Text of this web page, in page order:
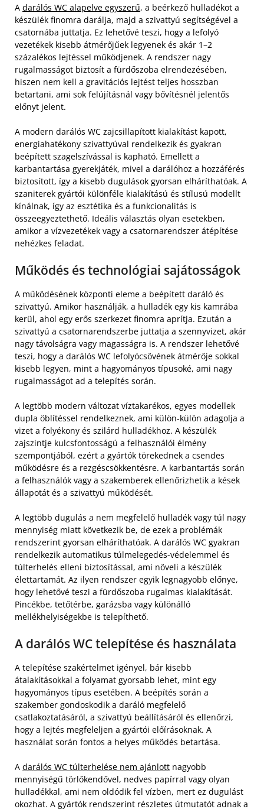
A darálós WC alapelve egyszerű, a beérkező hulladékot a
készülék finomra darálja, majd a szivattyú segítségével a
csatornába juttatja. Ez lehetővé teszi, hogy a lefolyó
vezetékek kisebb átmérőjűek legyenek és akár 1–2
százalékos lejtéssel működjenek. A rendszer nagy
rugalmasságot biztosít a fürdőszoba elrendezésében,
hiszen nem kell a gravitációs lejtést teljes hosszban
betartani, ami sok felújításnál vagy bővítésnél jelentős
előnyt jelent.
A modern darálós WC zajcsillapított kialakítást kapott,
energiahatékony szivattyúval rendelkezik és gyakran
beépített szagelszívással is kapható. Emellett a
karbantartása gyerekjáték, mivel a darálóhoz a hozzáférés
biztosított, így a kisebb dugulások gyorsan elháríthatóak. A
szaniterek gyártói különféle kialakítású és stílusú modellt
kínálnak, így az esztétika és a funkcionalitás is
összeegyeztethető. Ideális választás olyan esetekben,
amikor a vízvezetékek vagy a csatornarendszer átépítése
nehézkes feladat.
Működés és technológiai sajátosságok
A működésének központi eleme a beépített daráló és
szivattyú. Amikor használják, a hulladék egy kis kamrába
kerül, ahol egy erős szerkezet finomra aprítja. Ezután a
szivattyú a csatornarendszerbe juttatja a szennyvizet, akár
nagy távolságra vagy magasságra is. A rendszer lehetővé
teszi, hogy a darálós WC lefolyócsövének átmérője sokkal
kisebb legyen, mint a hagyományos típusoké, ami nagy
rugalmasságot ad a telepítés során.
A legtöbb modern változat víztakarékos, egyes modellek
dupla öblítéssel rendelkeznek, ami külön-külön adagolja a
vizet a folyékony és szilárd hulladékhoz. A készülék
zajszintje kulcsfontosságú a felhasználói élmény
szempontjából, ezért a gyártók törekednek a csendes
működésre és a rezgéscsökkentésre. A karbantartás során
a felhasználók vagy a szakemberek ellenőrizhetik a kések
állapotát és a szivattyú működését.
A legtöbb dugulás a nem megfelelő hulladék vagy túl nagy
mennyiség miatt következik be, de ezek a problémák
rendszerint gyorsan elháríthatóak. A darálós WC gyakran
rendelkezik automatikus túlmelegedés-védelemmel és
túlterhelés elleni biztosítással, ami növeli a készülék
élettartamát. Az ilyen rendszer egyik legnagyobb előnye,
hogy lehetővé teszi a fürdőszoba rugalmas kialakítását.
Pincékbe, tetőtérbe, garázsba vagy különálló
mellékhelyiségekbe is telepíthető.
A darálós WC telepítése és használata
A telepítése szakértelmet igényel, bár kisebb
átalakításokkal a folyamat gyorsabb lehet, mint egy
hagyományos típus esetében. A beépítés során a
szakember gondoskodik a daráló megfelelő
csatlakoztatásáról, a szivattyú beállításáról és ellenőrzi,
hogy a lejtés megfeleljen a gyártói előírásoknak. A
használat során fontos a helyes működés betartása.
A darálós WC túlterhelése nem ajánlott nagyobb
mennyiségű törlőkendővel, nedves papírral vagy olyan
hulladékkal, ami nem oldódik fel vízben, mert ez dugulást
okozhat. A gyártók rendszerint részletes útmutatót adnak a